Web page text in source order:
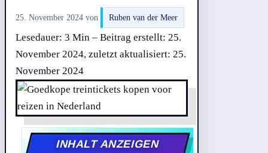
25. November 2024 von Ruben van der Meer
Lesedauer: 3 Min – Beitrag erstellt: 25.
November 2024, zuletzt aktualisiert: 25.
November 2024
INHALT ANZEIGEN